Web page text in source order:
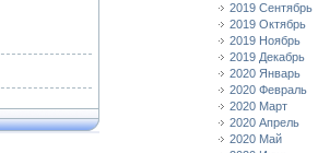
2019 Сентябрь
2019 Октябрь
2019 Ноябрь
2019 Декабрь
2020 Январь
2020 Февраль
2020 Март
2020 Апрель
2020 Май